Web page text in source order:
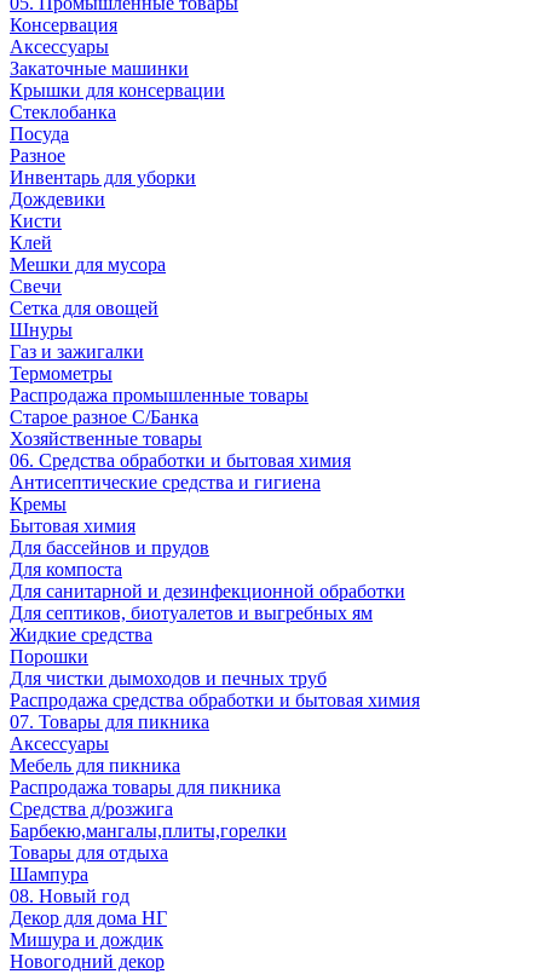
Консервация
Аксессуары
Закаточные машинки
Крышки для консервации
Стеклобанка
Посуда
Разное
Инвентарь для уборки
Дождевики
Кисти
Клей
Мешки для мусора
Свечи
Сетка для овощей
Шнуры
Газ и зажигалки
Термометры
Распродажа промышленные товары
Старое разное С/Банка
Хозяйственные товары
06. Средства обработки и бытовая химия
Антисептические средства и гигиена
Кремы
Бытовая химия
Для бассейнов и прудов
Для компоста
Для санитарной и дезинфекционной обработки
Для септиков, биотуалетов и выгребных ям
Жидкие средства
Порошки
Для чистки дымоходов и печных труб
Распродажа средства обработки и бытовая химия
07. Товары для пикника
Аксессуары
Мебель для пикника
Распродажа товары для пикника
Средства д/розжига
Барбекю,мангалы,плиты,горелки
Товары для отдыха
Шампура
08. Новый год
Декор для дома НГ
Мишура и дождик
Новогодний декор